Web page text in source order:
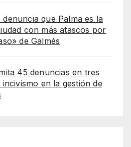
denuncia que Palma es la
con más atascos por
de Galmés
45 denuncias en tres
en la gestión de